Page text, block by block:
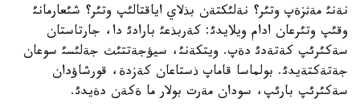
نةنئ مةثزةپ وتئر؟ نةلئكتةن بذلاي اياقتالئپ وتئر؟ شئعارمانئ
وقئپ وتئرعان ادام ويلايدئ: كةربذعئ بارادئ دا، جارتاستان
سةكئرئپ كةتةدئ دةپ. ويتكةنئ، سيؤجةتتئث جةلئسئ سوعان
جةتةكتةيدئ. بولماسا قاماپ ذستاعان كةزدة، قورشاؤدان
سةكئرئپ بارئپ، سودان مةرت بولار ما ةكةن دةيدئ.